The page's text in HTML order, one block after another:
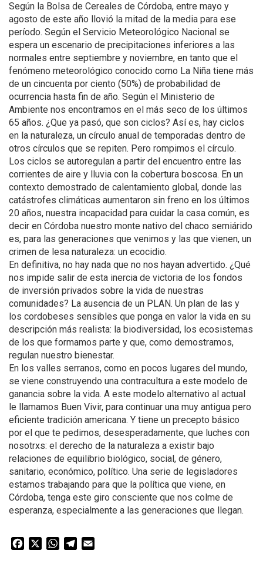
Según la Bolsa de Cereales de Córdoba, entre mayo y
agosto de este año llovió la mitad de la media para ese
período. Según el Servicio Meteorológico Nacional se
espera un escenario de precipitaciones inferiores a las
normales entre septiembre y noviembre, en tanto que el
fenómeno meteorológico conocido como La Niña tiene más
de un cincuenta por ciento (50%) de probabilidad de
ocurrencia hasta fin de año. Según el Ministerio de
Ambiente nos encontramos en el más seco de los últimos
65 años. ¿Que ya pasó, que son ciclos? Así es, hay ciclos
en la naturaleza, un círculo anual de temporadas dentro de
otros círculos que se repiten. Pero rompimos el círculo.
Los ciclos se autoregulan a partir del encuentro entre las
corrientes de aire y lluvia con la cobertura boscosa. En un
contexto demostrado de calentamiento global, donde las
catástrofes climáticas aumentaron sin freno en los últimos
20 años, nuestra incapacidad para cuidar la casa común, es
decir en Córdoba nuestro monte nativo del chaco semiárido
es, para las generaciones que venimos y las que vienen, un
crimen de lesa naturaleza: un ecocidio.
En definitiva, no hay nada que no nos hayan advertido. ¿Qué
nos impide salir de esta inercia de victoria de los fondos
de inversión privados sobre la vida de nuestras
comunidades? La ausencia de un PLAN. Un plan de las y
los cordobeses sensibles que ponga en valor la vida en su
descripción más realista: la biodiversidad, los ecosistemas
de los que formamos parte y que, como demostramos,
regulan nuestro bienestar.
En los valles serranos, como en pocos lugares del mundo,
se viene construyendo una contracultura a este modelo de
ganancia sobre la vida. A este modelo alternativo al actual
le llamamos Buen Vivir, para continuar una muy antigua pero
eficiente tradición americana. Y tiene un precepto básico
por el que te pedimos, desesperadamente, que luches con
nosotrxs: el derecho de la naturaleza a existir bajo
relaciones de equilibrio biológico, social, de género,
sanitario, económico, político. Una serie de legisladores
estamos trabajando para que la política que viene, en
Córdoba, tenga este giro consciente que nos colme de
esperanza, especialmente a las generaciones que llegan.
Facebook WhatsAppTelegram